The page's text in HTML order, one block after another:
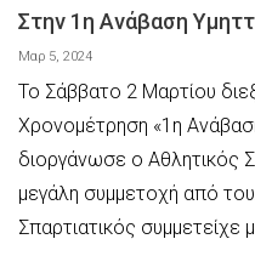
Στην 1η Ανάβαση
Μαρ 5, 2024
Το Σάββατο 2 Μαρτίου
Χρονομέτρηση «1η
διοργάνωσε ο Αθλητικός
μεγάλη συμμετοχή από
Σπαρτιατικός συμμετείχε